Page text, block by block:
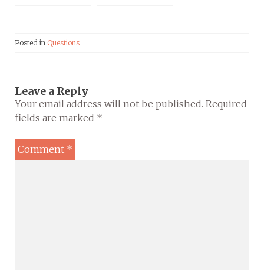
Posted in Questions
Leave a Reply
Your email address will not be published. Required
fields are marked *
Comment *